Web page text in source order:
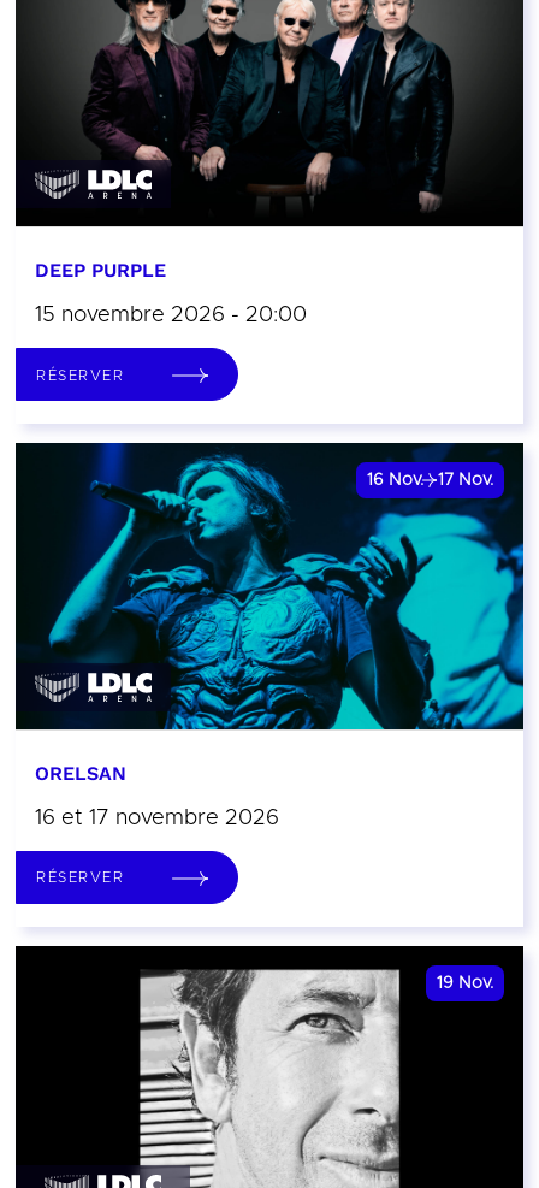
DEEP PURPLE
15 novembre 2026 - 20:00
RÉSERVER
16 Nov. 17 Nov.
ORELSAN
16 et 17 novembre 2026
RÉSERVER
19 Nov.